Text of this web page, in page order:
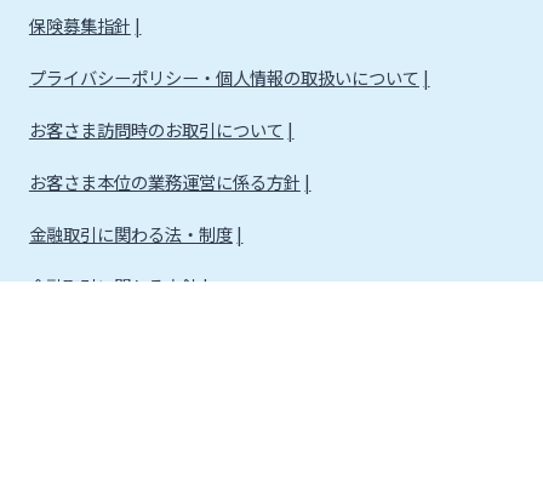
保険募集指針
プライバシーポリシー・個人情報の取扱いについて
お客さま訪問時のお取引について
お客さま本位の業務運営に係る方針
金融取引に関わる法・制度
金融取引に関わる方針